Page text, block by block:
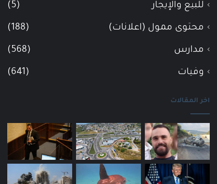
للبيع والإيجار (5)
محتوى ممول (اعلانات) (188)
مدارس (568)
وفيات (641)
اخر المقالات